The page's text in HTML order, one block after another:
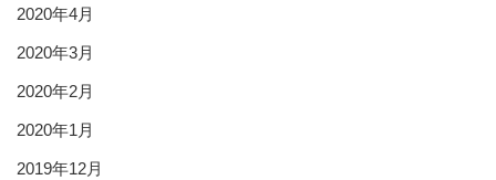
2020年4月
2020年3月
2020年2月
2020年1月
2019年12月